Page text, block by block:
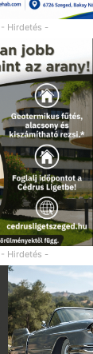
- Hirdetés -
- Hirdetés -